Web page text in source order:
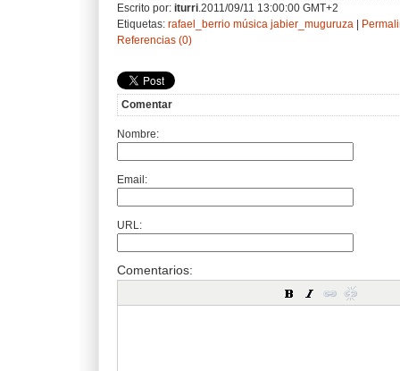
Escrito por: iturri .2011/09/11 13:00:00 GMT+2
Etiquetas: rafael_berrio música jabier_muguruza |
Referencias (0)
Comentar
Nombre:
Email:
URL:
Comentarios: